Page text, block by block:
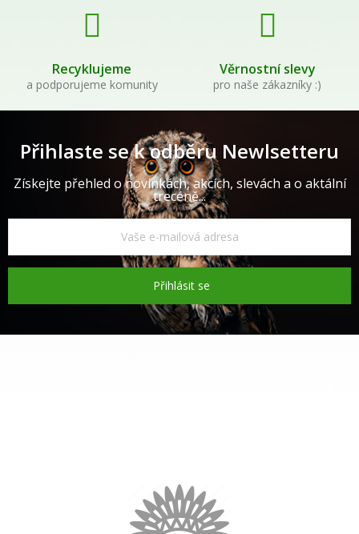
Recyklujeme
a podporujeme komunity
Věrnostní slevy
pro naše zákazníky :)
Přihlaste se k odběru Newlsetteru
Získejte přehled o novinkách, akcích, slevách a o aktální
trecéně...
Přihlásit se